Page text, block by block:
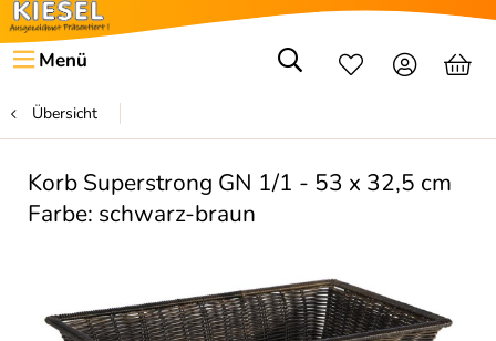
Menü
Übersicht
Korb Superstrong GN 1/1 - 53 x 32,5 cm
Farbe: schwarz-braun